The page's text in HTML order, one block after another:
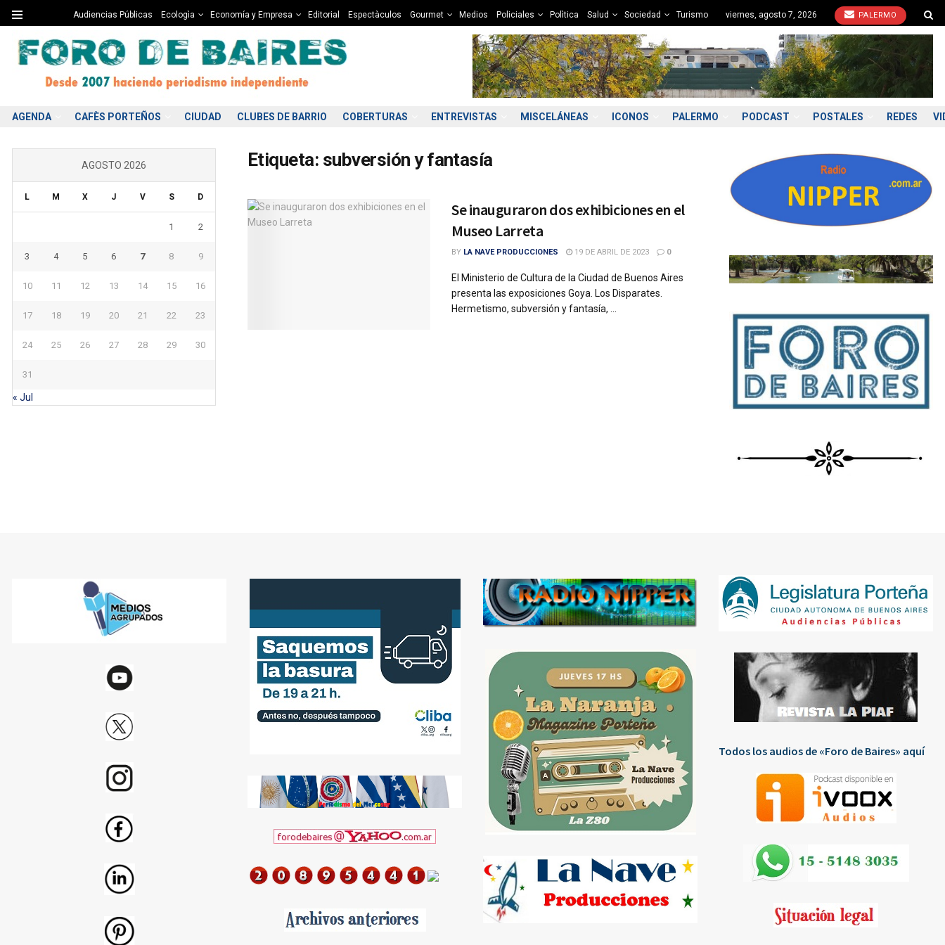
Audiencias Públicas Ecologìa Economía y Empresa Editorial Espectàculos Gourmet Medios Policiales Polìtica Salud Sociedad Turismo viernes, agosto 7, 2026 PALERMO
AGENDA CAFÈS PORTEÑOS CIUDAD CLUBES DE BARRIO COBERTURAS ENTREVISTAS MISCELÁNEAS ICONOS PALERMO PODCAST POSTALES REDES
Etiqueta: subversión y fantasía
Se inauguraron dos exhibiciones en el
Museo Larreta
BY LA NAVE PRODUCCIONES 19 DE ABRIL DE 2023 0
El Ministerio de Cultura de la Ciudad de Buenos Aires
presenta las exposiciones Goya. Los Disparates.
Hermetismo, subversión y fantasía, ...
AGOSTO 2026
L M X J V S D
1 2
3 4 5 6 7 8 9
10 11 12 13 14 15 16
17 18 19 20 21 22 23
24 25 26 27 28 29 30
31
« Jul
Todos los audios de «Foro de Baires» aquí